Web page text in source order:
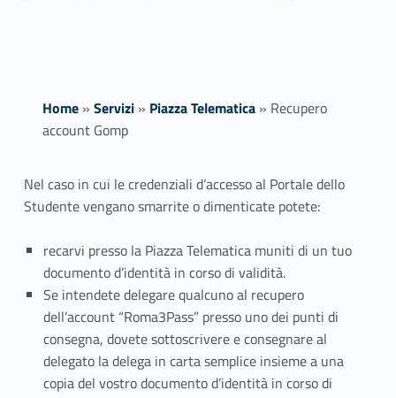
Home» Servizi» Piazza Telematica» Recupero
account Gomp
R
e
c
u
Nel caso in cui le credenziali d’accesso al Portale dello
Studente vengano smarrite o dimenticate potete:
recarvi presso la Piazza Telematica muniti di un tuo
documento d’identità in corso di validità.
Se intendete delegare qualcuno al recupero
dell’account “Roma3Pass” presso uno dei punti di
consegna, dovete sottoscrivere e consegnare al
delegato la delega in carta semplice insieme a una
copia del vostro documento d’identità in corso di